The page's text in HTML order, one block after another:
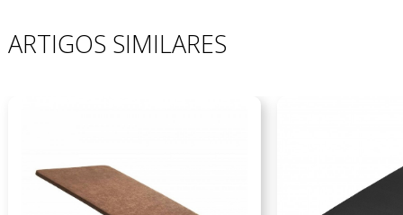
ARTIGOS SIMILARES